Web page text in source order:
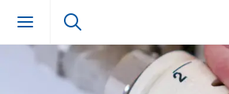
Zum Inhalt springen (Alt + 0)
zur Navigation springen (Alt + 1)
Zur Suche springen (Alt + 2)